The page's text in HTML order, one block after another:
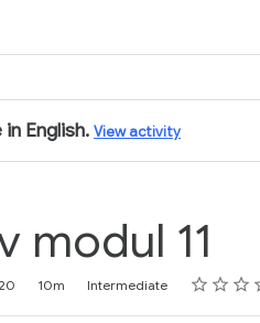
English. View activity
modul 11
10m Intermediate Rating
1 star
2 stars
3 stars
4 stars
5 stars